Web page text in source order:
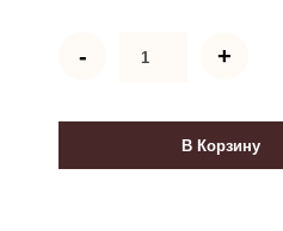
-
товара
3
Библиотека
(3
+
В Корзину